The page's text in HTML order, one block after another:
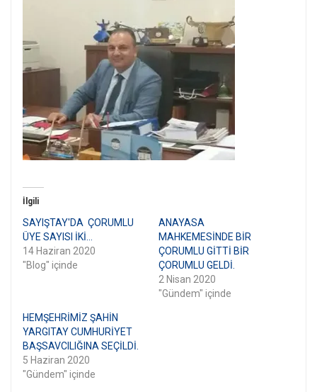
İlgili
SAYIŞTAY'DA ÇORUMLU
ÜYE SAYISI İKİ…
14 Haziran 2020
"Blog" içinde
ANAYASA
MAHKEMESİNDE BİR
ÇORUMLU GİTTİ BİR
ÇORUMLU GELDİ.
2 Nisan 2020
"Gündem" içinde
HEMŞEHRİMİZ ŞAHİN
YARGITAY CUMHURİYET
BAŞSAVCILIĞINA SEÇİLDİ.
5 Haziran 2020
"Gündem" içinde